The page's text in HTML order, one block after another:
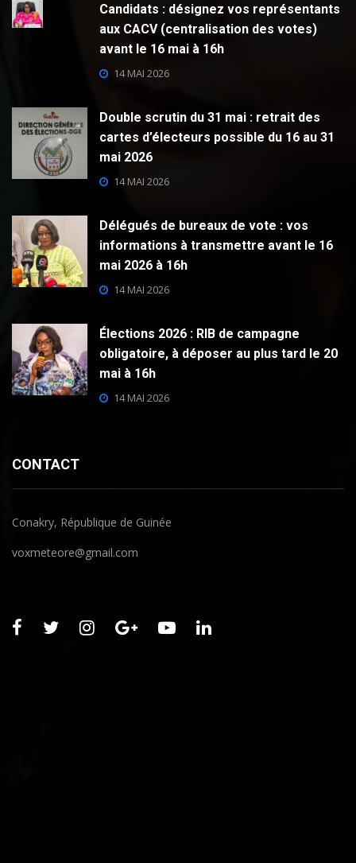
Candidats : désignez vos représentants
aux CACV (centralisation des votes)
avant le 16 mai à 16h
14 MAI 2026
Double scrutin du 31 mai : retrait des
cartes d’électeurs possible du 16 au 31
mai 2026
14 MAI 2026
Délégués de bureaux de vote : vos
informations à transmettre avant le 16
mai 2026 à 16h
14 MAI 2026
Élections 2026 : RIB de campagne
obligatoire, à déposer au plus tard le 20
mai à 16h
14 MAI 2026
CONTACT
Conakry, République de Guinée
voxmeteore@gmail.com